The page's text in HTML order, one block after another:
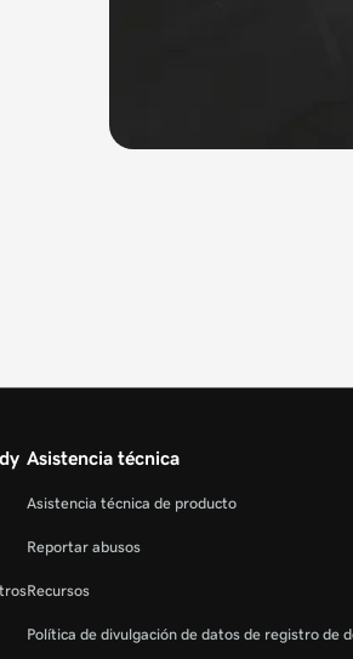
Asistencia técnica
Asistencia técnica de producto
Reportar abusos
Recursos
Política de divulgación de datos de registro de